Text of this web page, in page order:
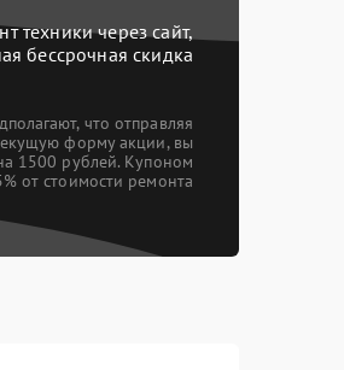
техники через сайт,
бессрочная скидка
что отправляя
форму акции, вы
1500 рублей. Купоном
от стоимости ремонта